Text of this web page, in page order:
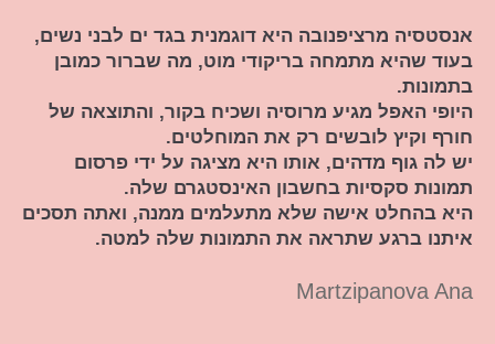
אנסטסיה מרציפנובה היא דוגמנית בגד ים לבני נשים,
בעוד שהיא מתמחה בריקודי מוט, מה שברור כמובן
בתמונות.
היופי האפל מגיע מרוסיה ושכיח בקור, והתוצאה של
חורף וקיץ לובשים רק את המוחלטים.
יש לה גוף מדהים, אותו היא מציגה על ידי פרסום
תמונות סקסיות בחשבון האינסטגרם שלה.
היא בהחלט אישה שלא מתעלמים ממנה, ואתה תסכים
איתנו ברגע שתראה את התמונות שלה למטה.
Martzipanova Ana